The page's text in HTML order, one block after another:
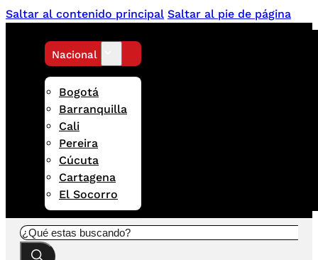
Saltar al contenido principal Saltar al pie de página
Nacional
Bogotá
Barranquilla
Cali
Pereira
Cúcuta
Cartagena
El Socorro
Buscar